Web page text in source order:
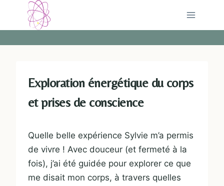
Exploration énergétique du corps
et prises de conscience
Quelle belle expérience Sylvie m’a permis
de vivre ! Avec douceur (et fermeté à la
fois), j’ai été guidée pour explorer ce que
me disait mon corps, à travers quelles